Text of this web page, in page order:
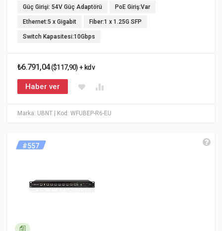
Marka: UBNT | Kod: WFUBEP-R6-EU
Güç Girişi: 54V Güç Adaptörü PoE Giriş:Var
Ethernet:5 x Gigabit Fiber:1 x 1.25G SFP
Switch Kapasitesi:10Gbps
₺6.791,04($117,90) + kdv
Haber ver
#557